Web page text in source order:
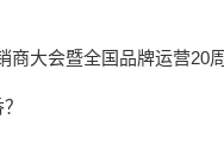
商大会暨全国品牌运营20